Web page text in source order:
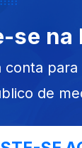
se na
conta
de